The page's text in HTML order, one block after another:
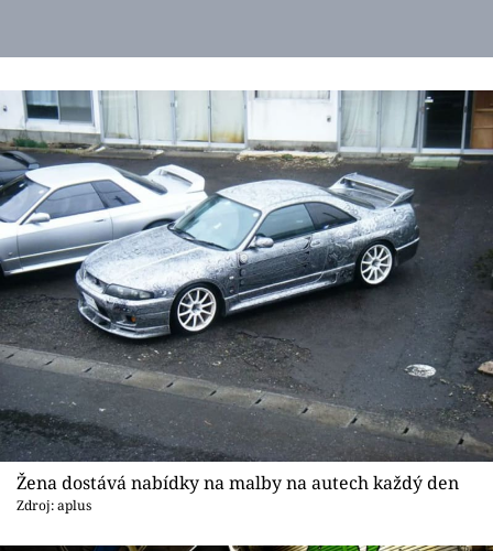
Žena dostává nabídky na malby na autech každý den
Zdroj: aplus